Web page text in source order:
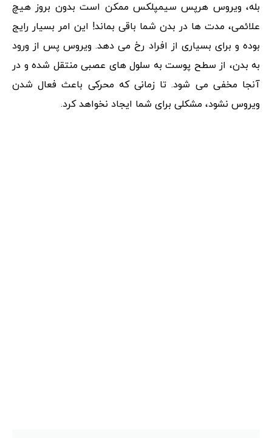
بله، ویروس هرپس سیمپلکس ممکن است بدون بروز هیچ
علائمی، مدت ها در بدن شما باقی بماند! این امر بسیار رایج
بوده و برای بسیاری از افراد رخ می دهد. ویروس پس از ورود
به بدن، از سطح پوست به سلول های عصبی منتقل شده و در
آنجا مخفی می شود. تا زمانی که محرکی باعث فعال شدن
ویروس نشود، مشکلی برای شما ایجاد نخواهد کرد.